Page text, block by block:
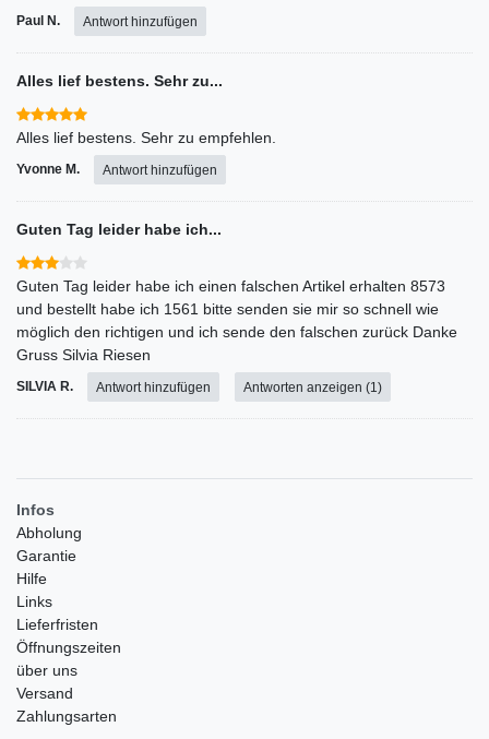
Paul N. Antwort hinzufügen
Alles lief bestens. Sehr zu...
Alles lief bestens. Sehr zu empfehlen.
Yvonne M. Antwort hinzufügen
Guten Tag leider habe ich...
Guten Tag leider habe ich einen falschen Artikel erhalten 8573
und bestellt habe ich 1561 bitte senden sie mir so schnell wie
möglich den richtigen und ich sende den falschen zurück Danke
Gruss Silvia Riesen
SILVIA R. Antwort hinzufügen Antworten anzeigen (1)
Infos
Abholung
Garantie
Hilfe
Links
Lieferfristen
Öffnungszeiten
über uns
Versand
Zahlungsarten